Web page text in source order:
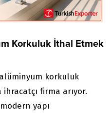
Korkuluk İthal Etmek
korkuluk
firma arıyor.
yapı